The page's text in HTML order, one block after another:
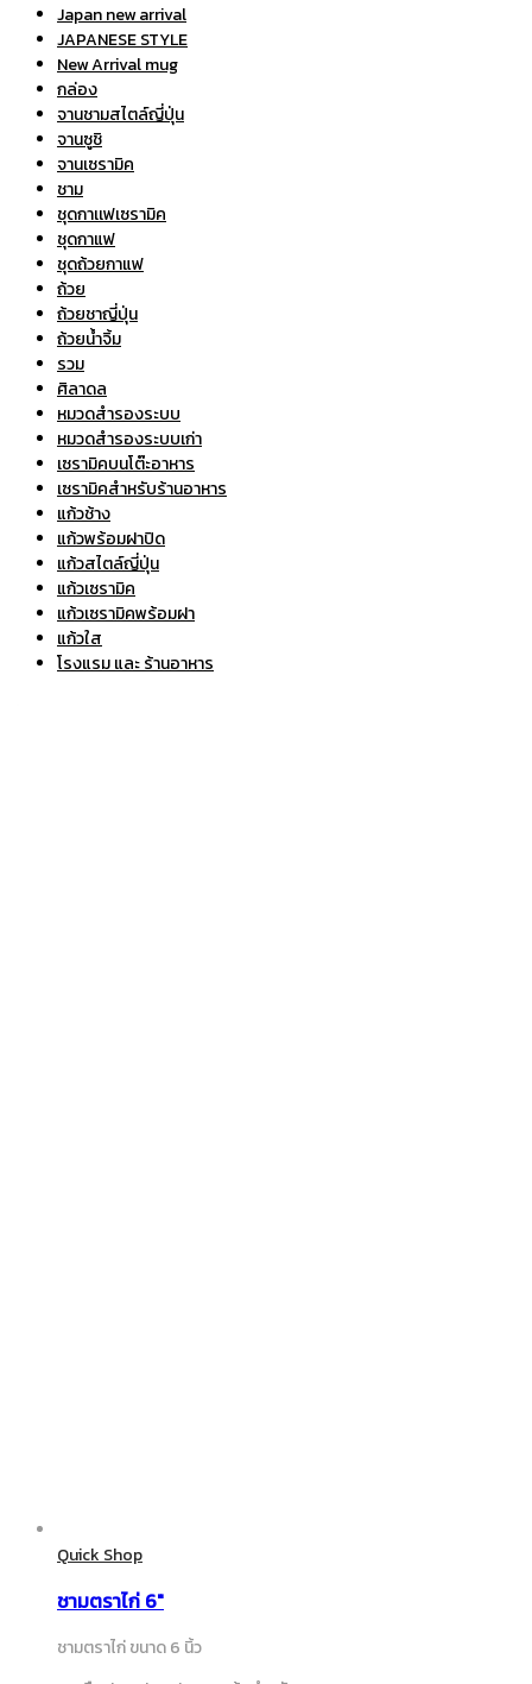
Japan new arrival
JAPANESE STYLE
New Arrival mug
กล่อง
จานชามสไตล์ญี่ปุ่น
จานซูชิ
จานเซรามิค
ชาม
ชุดกาเเฟเซรามิค
ชุดกาแฟ
ชุดถ้วยกาแฟ
ถ้วย
ถ้วยชาญี่ปุ่น
ถ้วยน้ำจิ้ม
รวม
ศิลาดล
หมวดสำรองระบบ
หมวดสำรองระบบเก่า
เซรามิคบนโต๊ะอาหาร
เซรามิคสำหรับร้านอาหาร
แก้วช้าง
แก้วพร้อมฝาปิด
แก้วสไตล์ญี่ปุ่น
แก้วเซรามิค
แก้วเซรามิคพร้อมฝา
แก้วใส
โรงแรม และ ร้านอาหาร
Quick Shop
ชามตราไก่ 6″
ชามตราไก่ ขนาด 6 นิ้ว